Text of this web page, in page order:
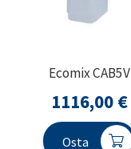
Ecomix CAB5V
1116,00 €
Osta